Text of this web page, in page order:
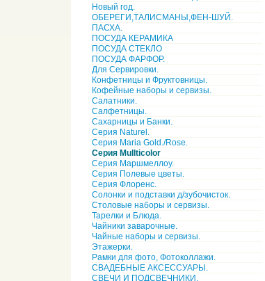
Новый год.
ОБЕРЕГИ,ТАЛИСМАНЫ,ФЕН-ШУЙ.
ПАСХА.
ПОСУДА КЕРАМИКА
ПОСУДА СТЕКЛО
ПОСУДА ФАРФОР.
Для Сервировки.
Конфетницы и Фруктовницы.
Кофейные наборы и сервизы.
Салатники.
Салфетницы.
Сахарницы и Банки.
Серия Naturel.
Серия Maria Gold./Rose.
Серия Mullticolor
Серия Маршмеллоу.
Серия Полевые цветы.
Серия Флоренс.
Солонки и подставки д/зубочисток.
Столовые наборы и сервизы.
Тарелки и Блюда.
Чайники заварочные.
Чайные наборы и сервизы.
Этажерки.
Рамки для фото, Фотоколлажи.
СВАДЕБНЫЕ АКСЕССУАРЫ.
СВЕЧИ И ПОДСВЕЧНИКИ.